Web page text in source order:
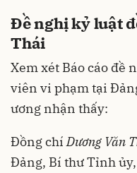
Đề nghị kỷ luật
Thái
Xem xét Báo cáo đề
viên vi phạm tại
ương nhận thấy:
Đồng chí Dương Văn
Đảng, Bí thư Tỉnh